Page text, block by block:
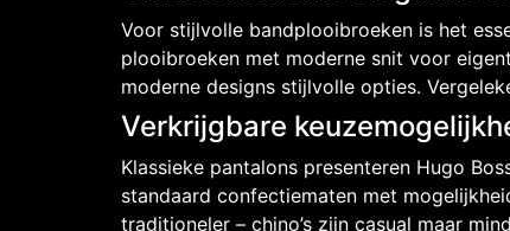
Voor stijlvolle bandplooibroeken is het
plooibroeken met moderne snit voor
moderne designs stijlvolle opties.
Verkrijgbare
Klassieke pantalons presenteren Hugo
standaard confectiematen met
traditioneler – chino’s zijn casual maar